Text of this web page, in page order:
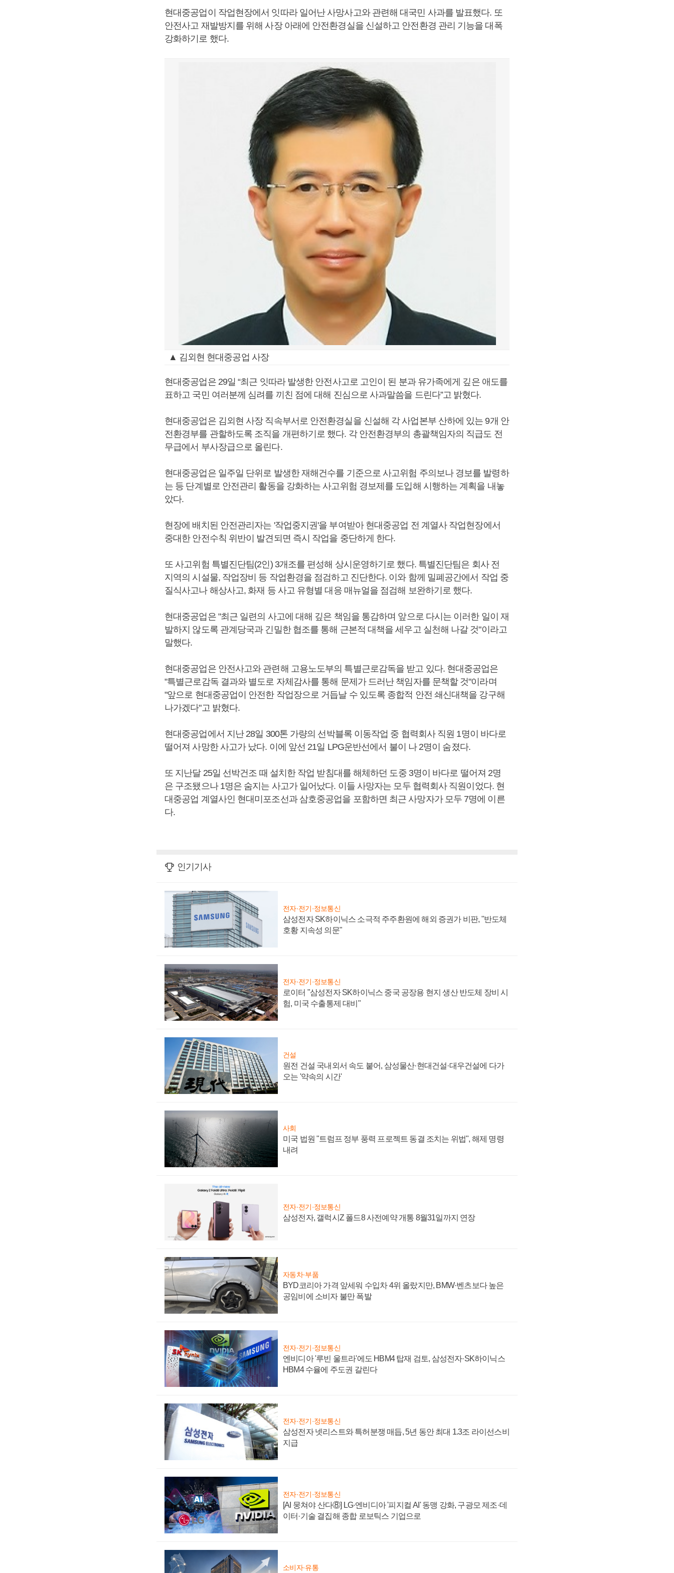
현대중공업이 작업현장에서 잇따라 일어난 사망사고와 관련해 대국민 사과를 발표했다. 또
안전사고 재발방지를 위해 사장 아래에 안전환경실을 신설하고 안전환경 관리 기능을 대폭
강화하기로 했다.
▲ 김외현 현대중공업 사장
현대중공업은 29일 “최근 잇따라 발생한 안전사고로 고인이 된 분과 유가족에게 깊은 애도를
표하고 국민 여러분께 심려를 끼친 점에 대해 진심으로 사과말씀을 드린다”고 밝혔다.
현대중공업은 김외현 사장 직속부서로 안전환경실을 신설해 각 사업본부 산하에 있는 9개 안
전환경부를 관할하도록 조직을 개편하기로 했다. 각 안전환경부의 총괄책임자의 직급도 전
무급에서 부사장급으로 올린다.
현대중공업은 일주일 단위로 발생한 재해건수를 기준으로 사고위험 주의보나 경보를 발령하
는 등 단계별로 안전관리 활동을 강화하는 사고위험 경보제를 도입해 시행하는 계획을 내놓
았다.
현장에 배치된 안전관리자는 '작업중지권'을 부여받아 현대중공업 전 계열사 작업현장에서
중대한 안전수칙 위반이 발견되면 즉시 작업을 중단하게 한다.
또 사고위험 특별진단팀(2인) 3개조를 편성해 상시운영하기로 했다. 특별진단팀은 회사 전
지역의 시설물, 작업장비 등 작업환경을 점검하고 진단한다. 이와 함께 밀폐공간에서 작업 중
질식사고나 해상사고, 화재 등 사고 유형별 대응 매뉴얼을 점검해 보완하기로 했다.
현대중공업은 "최근 일련의 사고에 대해 깊은 책임을 통감하며 앞으로 다시는 이러한 일이 재
발하지 않도록 관계당국과 긴밀한 협조를 통해 근본적 대책을 세우고 실천해 나갈 것"이라고
말했다.
현대중공업은 안전사고와 관련해 고용노도부의 특별근로감독을 받고 있다. 현대중공업은
"특별근로감독 결과와 별도로 자체감사를 통해 문제가 드러난 책임자를 문책할 것"이라며
"앞으로 현대중공업이 안전한 작업장으로 거듭날 수 있도록 종합적 안전 쇄신대책을 강구해
나가겠다"고 밝혔다.
현대중공업에서 지난 28일 300톤 가량의 선박블록 이동작업 중 협력회사 직원 1명이 바다로
떨어져 사망한 사고가 났다. 이에 앞선 21일 LPG운반선에서 불이 나 2명이 숨졌다.
또 지난달 25일 선박건조 때 설치한 작업 받침대를 해체하던 도중 3명이 바다로 떨어져 2명
은 구조됐으나 1명은 숨지는 사고가 일어났다. 이들 사망자는 모두 협력회사 직원이었다. 현
대중공업 계열사인 현대미포조선과 삼호중공업을 포함하면 최근 사망자가 모두 7명에 이른
다.
인기기사
전자·전기·정보통신
삼성전자 SK하이닉스 소극적 주주환원에 해외 증권가 비판, "반도체
호황 지속성 의문"
전자·전기·정보통신
로이터 "삼성전자 SK하이닉스 중국 공장용 현지 생산 반도체 장비 시
험, 미국 수출통제 대비"
건설
원전 건설 국내외서 속도 붙어, 삼성물산·현대건설·대우건설에 다가
오는 '약속의 시간'
사회
미국 법원 "트럼프 정부 풍력 프로젝트 동결 조치는 위법", 해제 명령
내려
전자·전기·정보통신
삼성전자, 갤럭시Z 폴드8 사전예약 개통 8월31일까지 연장
자동차·부품
BYD코리아 가격 앞세워 수입차 4위 올랐지만, BMW·벤츠보다 높은
공임비에 소비자 불만 폭발
전자·전기·정보통신
엔비디아 '루빈 울트라'에도 HBM4 탑재 검토, 삼성전자·SK하이닉스
HBM4 수율에 주도권 갈린다
전자·전기·정보통신
삼성전자 넷리스트와 특허분쟁 매듭, 5년 동안 최대 1.3조 라이선스비
지급
전자·전기·정보통신
[AI 뭉쳐야 산다⑧] LG·엔비디아 '피지컬 AI' 동맹 강화, 구광모 제조·데
이터·기술 결집해 종합 로보틱스 기업으로
소비자·유통